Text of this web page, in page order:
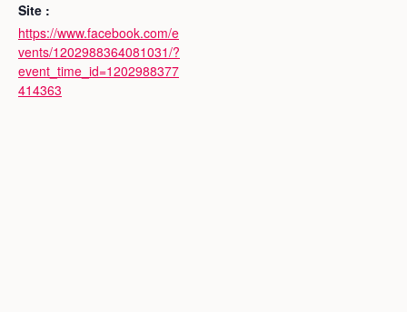
Site :
https://www.facebook.com/e
vents/1202988364081031/?
event_time_id=1202988377
414363